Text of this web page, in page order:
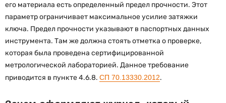
его материала есть определенный предел прочности. Этот
параметр ограничивает максимальное усилие затяжки
ключа. Предел прочности указывают в паспортных данных
инструмента. Там же должна стоять отметка о проверке,
которая была проведена сертифицированной
метрологической лабораторией. Данное требование
приводится в пункте 4.6.8. СП 70.13330.2012.